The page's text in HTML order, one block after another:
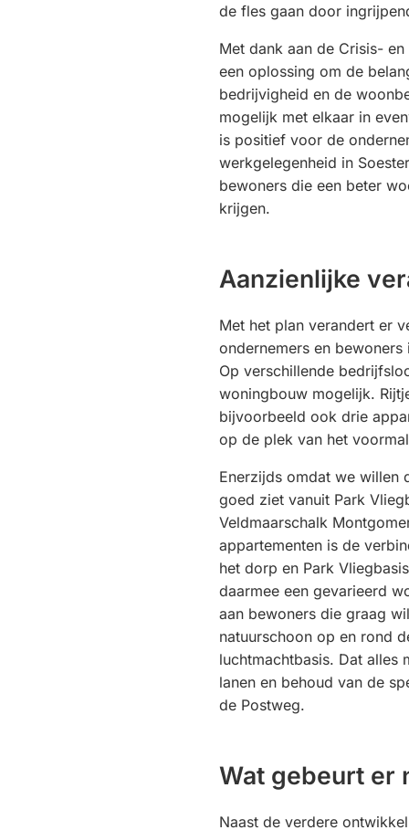
de fles gaan door
Met dank aan de Crisis-
een oplossing om de
bedrijvigheid en de
mogelijk met elkaar in
is positief voor de
werkgelegenheid in
bewoners die een beter
krijgen.
Aanzienlijke
Met het plan verandert er
ondernemers en
Op verschillende
woningbouw mogelijk.
bijvoorbeeld ook drie
op de plek van het
Enerzijds omdat we willen
goed ziet vanuit Park
Veldmaarschalk
appartementen is de
het dorp en Park
daarmee een gevarieerd
aan bewoners die graag
natuurschoon op en rond
luchtmachtbasis. Dat alles
lanen en behoud van de
de Postweg.
Wat gebeurt er
Naast de verdere